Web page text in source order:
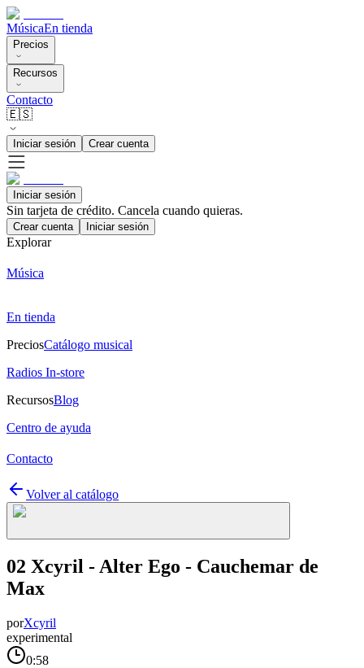
MúsicaEn tienda
Precios
Recursos
Contacto
🇪🇸
Iniciar sesión Crear cuenta
Iniciar sesión
Sin tarjeta de crédito. Cancela cuando quieras.
Crear cuenta Iniciar sesión
Explorar
Música
En tienda
PreciosCatálogo musical
Radios In-store
RecursosBlog
Centro de ayuda
Contacto
Volver al catálogo
02 Xcyril - Alter Ego - Cauchemar de
Max
porXcyril
experimental
0:58